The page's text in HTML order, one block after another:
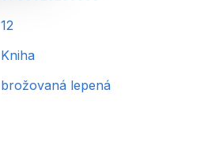
12
Kniha
brožovaná lepená